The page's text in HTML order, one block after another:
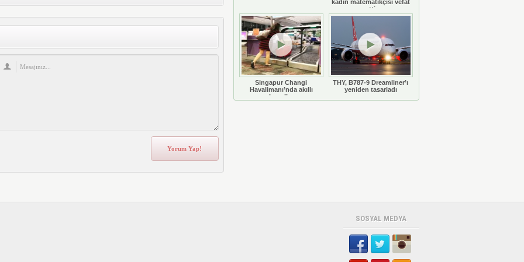
kadın matematikçisi vefat
etti
Singapur Changi
Havalimanı’nda akıllı
bavullar
THY, B787-9 Dreamliner’ı
yeniden tasarladı
SOSYAL MEDYA